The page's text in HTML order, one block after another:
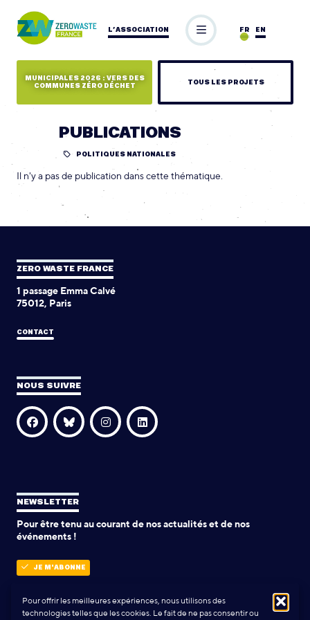
Pour offrir les meilleures expériences, nous utilisons des
technologies telles que les cookies. Le fait de ne pas consentir ou
L’ASSOCIATION EN
FR
MUNICIPALES 2026 : VERS DES
COMMUNES ZÉRO DÉCHET
TOUS LES PROJETS
PUBLICATIONS
POLITIQUES NATIONALES
Il n'y a pas de publication dans cette thématique.
ZERO WASTE FRANCE
1 passage Emma Calvé
75012, Paris
CONTACT
NOUS SUIVRE
NEWSLETTER
Pour être tenu au courant de nos actualités et de nos
événements !
JE M'ABONNE
POLITIQUE DE CONFIDENTIALITÉ